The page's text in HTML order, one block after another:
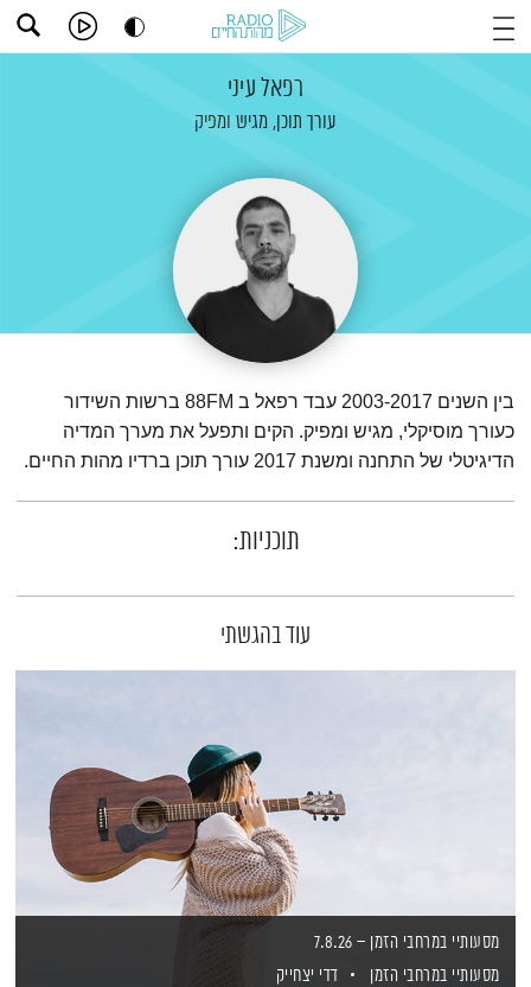
רפאל עיני
עורך תוכן, מגיש ומפיק
בין השנים 2003-2017 עבד רפאל ב 88FM ברשות השידור
כעורך מוסיקלי, מגיש ומפיק. הקים ותפעל את מערך המדיה
הדיגיטלי של התחנה ומשנת 2017 עורך תוכן ברדיו מהות החיים.
תוכניות:
עוד בהגשתי
מסעותיי במרחבי הזמן – 7.8.26
מסעותיי במרחבי הזמן
דדי יצחייק